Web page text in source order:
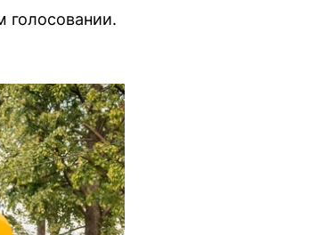
голосовании.